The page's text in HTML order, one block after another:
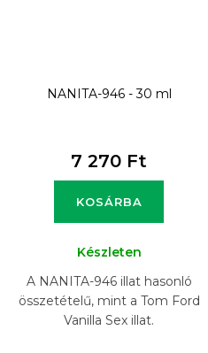
NANITA-946 - 30 ml
7 270 Ft
KOSÁRBA
Készleten
A NANITA-946 illat hasonló
összetételű, mint a Tom Ford
Vanilla Sex illat.